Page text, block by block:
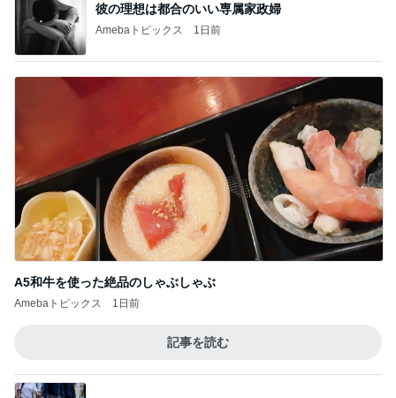
彼の理想は都合のいい専属家政婦
Amebaトピックス 1日前
A5和牛を使った絶品のしゃぶしゃぶ
Amebaトピックス 1日前
記事を読む